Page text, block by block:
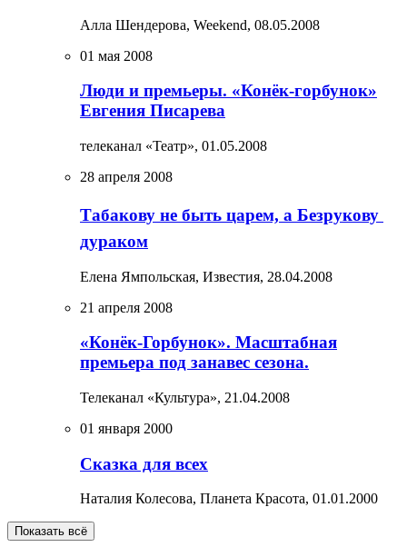
Алла Шендерова, Weekend, 08.05.2008
01 мая 2008
Люди и премьеры. «Конёк-горбунок»
Евгения Писарева
телеканал «Театр», 01.05.2008
28 апреля 2008
Табакову не быть царем, а Безрукову 
дураком
Елена Ямпольская, Известия, 28.04.2008
21 апреля 2008
«Конёк-Горбунок». Масштабная
премьера под занавес сезона.
Телеканал «Культура», 21.04.2008
01 января 2000
Сказка для всех
Наталия Колесова, Планета Красота, 01.01.2000
Показать всё